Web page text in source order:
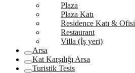
Plaza
Plaza Katı
Residence Katı & Ofisi
Restaurant
Villa (İş yeri)
Arsa
Kat Karşılığı Arsa
Turistik Tesis